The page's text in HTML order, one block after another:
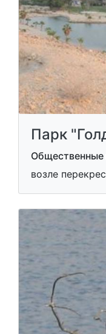
Парк
Общественные
возле